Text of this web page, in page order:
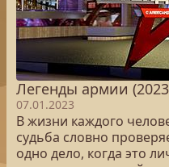
Легенды армии
07.01.2023
В жизни каждого
судьба словно
одно дело, когда это